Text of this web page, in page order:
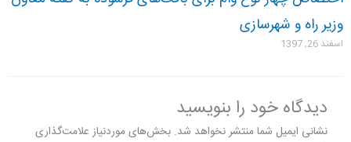
وزیر راه و شهرسازی
اسفند 26, 1397
دیدگاه‌ خود را بنویسید
نشانی ایمیل شما منتشر نخواهد شد. بخش‌های موردنیاز علامت‌گذاری